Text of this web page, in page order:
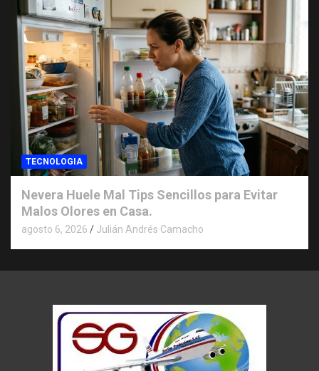
TECNOLOGIA
Nevera Huele Mal Tips Sencillos para Evitar
Malos Olores en Casa.
agosto 6, 2026 Julián Andrés Camacho